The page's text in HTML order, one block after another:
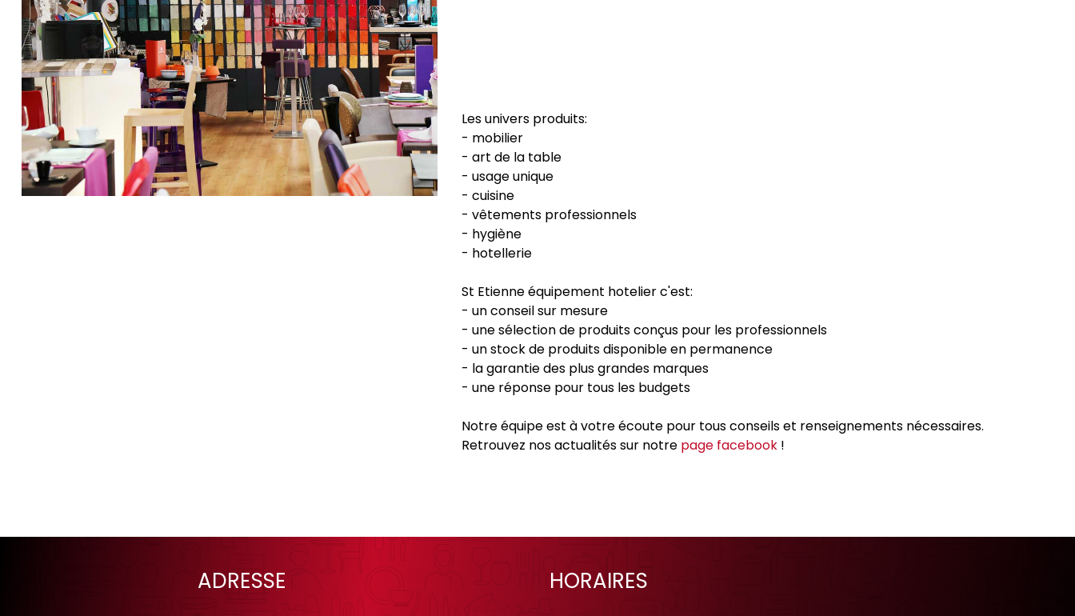
Les univers produits:
- mobilier
- art de la table
- usage unique
- cuisine
- vêtements professionnels
- hygiène
- hotellerie
St Etienne équipement hotelier c'est:
- un conseil sur mesure
- une sélection de produits conçus pour les professionnels
- un stock de produits disponible en permanence
- la garantie des plus grandes marques
- une réponse pour tous les budgets
Notre équipe est à votre écoute pour tous conseils et renseignements nécessaires.
Retrouvez nos actualités sur notre page facebook !
ADRESSE HORAIRES